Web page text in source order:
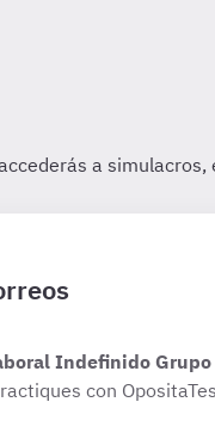
Indefinido
con